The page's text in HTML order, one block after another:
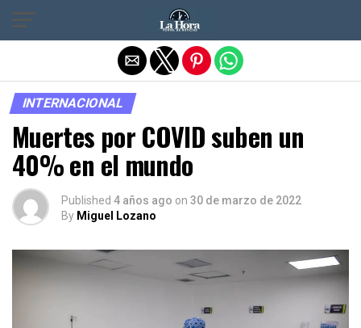
INTERNACIONAL
Muertes por COVID suben un
40% en el mundo
Published 4 años ago on 30 de marzo de 2022
By Miguel Lozano
Salir de la versión móvil